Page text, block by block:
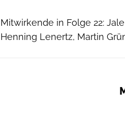
Mitwirkende in Folge 22:
Henning Lenertz, Martin